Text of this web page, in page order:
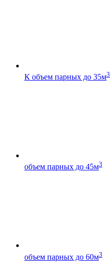
К объем парных до 35м3
объем парных до 45м3
объем парных до 60м3